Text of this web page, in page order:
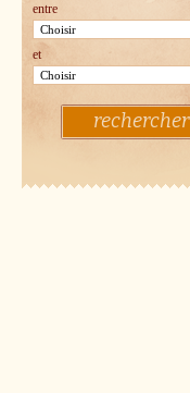
entre
et
rechercher